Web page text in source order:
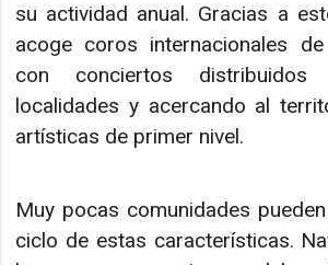
su actividad anual. Gracias a
acoge coros internacionales
con conciertos distribuidos
localidades y acercando al
artísticas de primer nivel.
Muy pocas comunidades
ciclo de estas características.